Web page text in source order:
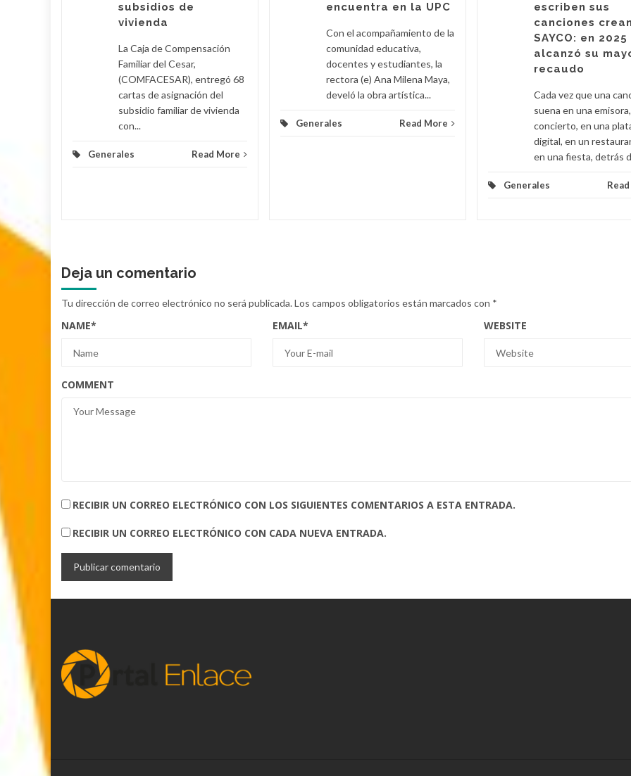
subsidios de
vivienda
La Caja de Compensación
Familiar del Cesar,
(COMFACESAR), entregó 68
cartas de asignación del
subsidio familiar de vivienda
con...
Generales Read More
encuentra en la UPC
Con el acompañamiento de la
comunidad educativa,
docentes y estudiantes, la
rectora (e) Ana Milena Maya,
develó la obra artística...
Generales Read More
escriben sus
canciones
SAYCO: en 2025
alcanzó su
recaudo
Cada vez que una
suena en una
concierto, en una
digital, en un
en una fiesta, detrás
Generales
Deja un comentario
Tu dirección de correo electrónico no será publicada.Los campos obligatorios están marcados con *
NAME* EMAIL* WEBSITE
COMMENT
RECIBIR UN CORREO ELECTRÓNICO CON LOS SIGUIENTES COMENTARIOS A ESTA ENTRADA.
RECIBIR UN CORREO ELECTRÓNICO CON CADA NUEVA ENTRADA.